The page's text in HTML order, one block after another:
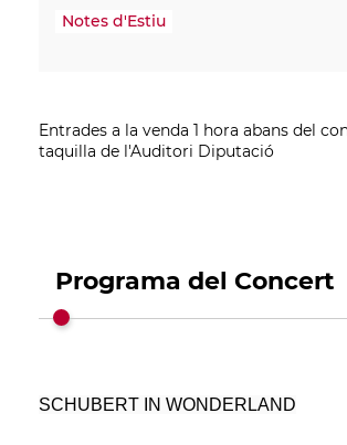
Notes d'Estiu
Entrades a la venda 1 hora abans del
taquilla de l'Auditori Diputació
Programa del Concert
SCHUBERT IN WONDERLAND